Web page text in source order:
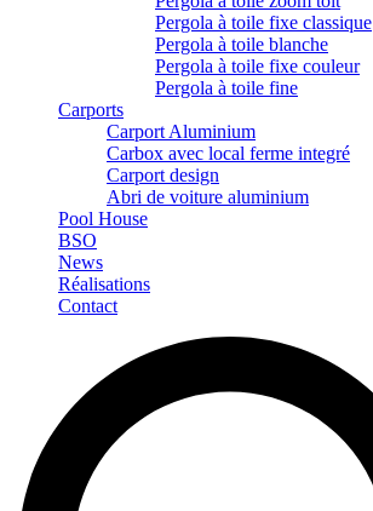
Pergola à toile fixe classique
Pergola à toile blanche
Pergola à toile fixe couleur
Pergola à toile fine
Carports
Carport Aluminium
Carbox avec local ferme integré
Carport design
Abri de voiture aluminium
Pool House
BSO
News
Réalisations
Contact